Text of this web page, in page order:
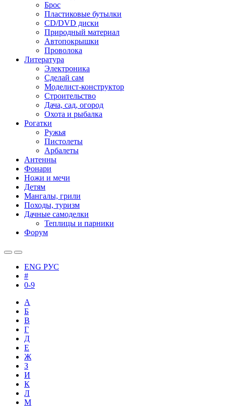
Брос
Пластиковые бутылки
CD/DVD диски
Природный материал
Автопокрышки
Проволока
Литература
Электроника
Сделай сам
Моделист-конструктор
Строительство
Дача, сад, огород
Охота и рыбалка
Рогатки
Ружья
Пистолеты
Арбалеты
Антенны
Фонари
Ножи и мечи
Детям
Мангалы, грили
Походы, туризм
Дачные самоделки
Теплицы и парники
Форум
ENG РУС
#
0-9
А
Б
В
Г
Д
Е
Ж
З
И
К
Л
М